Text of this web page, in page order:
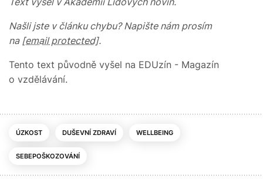
Našli jste v článku chybu? Napište nám prosím
na [email protected].
Tento text původně vyšel na EDUzín - Magazín
o vzdělávání.
ÚZKOST DUŠEVNÍ ZDRAVÍ WELLBEING
SEBEPOŠKOZOVÁNÍ